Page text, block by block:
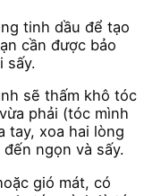
tinh dầu để tạo
cần được bảo
sấy.
sẽ thấm khô tóc
phải (tóc mình
tay, xoa hai lòng
ngọn và sấy.
gió mát, có